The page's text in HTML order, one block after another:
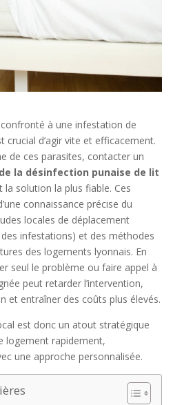
à une infestation de
crucial d’agir vite et efficacement.
de ces parasites, contacter un
la désinfection punaise de lit
la solution la plus fiable. Ces
connaissance précise du
locales de déplacement
des infestations) et des méthodes
des logements lyonnais. En
seul le problème ou faire appel à
peut retarder l’intervention,
et entraîner des coûts plus élevés.
est donc un atout stratégique
logement rapidement,
une approche personnalisée.